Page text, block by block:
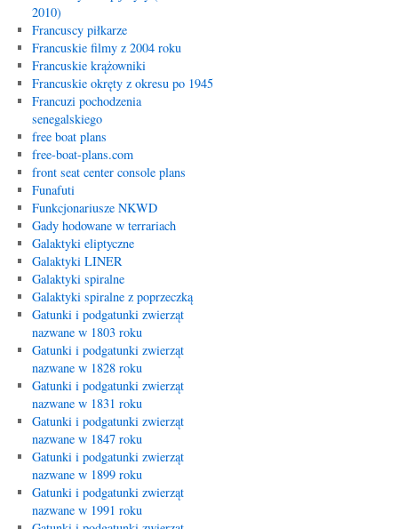
2010)
Francuscy piłkarze
Francuskie filmy z 2004 roku
Francuskie krążowniki
Francuskie okręty z okresu po 1945
Francuzi pochodzenia
senegalskiego
free boat plans
free-boat-plans.com
front seat center console plans
Funafuti
Funkcjonariusze NKWD
Gady hodowane w terrariach
Galaktyki eliptyczne
Galaktyki LINER
Galaktyki spiralne
Galaktyki spiralne z poprzeczką
Gatunki i podgatunki zwierząt
nazwane w 1803 roku
Gatunki i podgatunki zwierząt
nazwane w 1828 roku
Gatunki i podgatunki zwierząt
nazwane w 1831 roku
Gatunki i podgatunki zwierząt
nazwane w 1847 roku
Gatunki i podgatunki zwierząt
nazwane w 1899 roku
Gatunki i podgatunki zwierząt
nazwane w 1991 roku